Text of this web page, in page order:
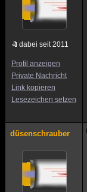
dabei seit 2011
Profil anzeigen
Private Nachricht
Link kopieren
Lesezeichen setzen
düsenschrauber